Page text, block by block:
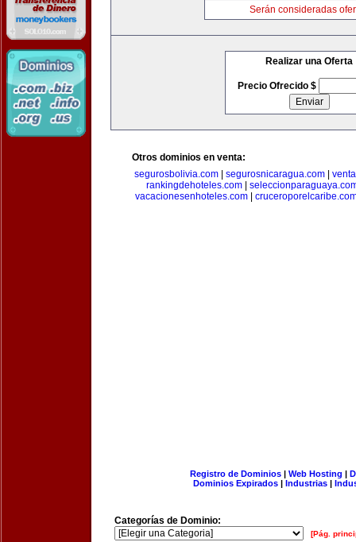
Serán consideradas
Realizar una Oferta
Precio Ofrecido $
Otros dominios en venta:
segurosbolivia.com| segurosnicaragua.com|
rankingdehoteles.com|
vacacionesenhoteles.com
Registro de Dominios| Web Hosting |
Dominios Expirados | Industrias |
Categorías de Dominio:
[Pág.